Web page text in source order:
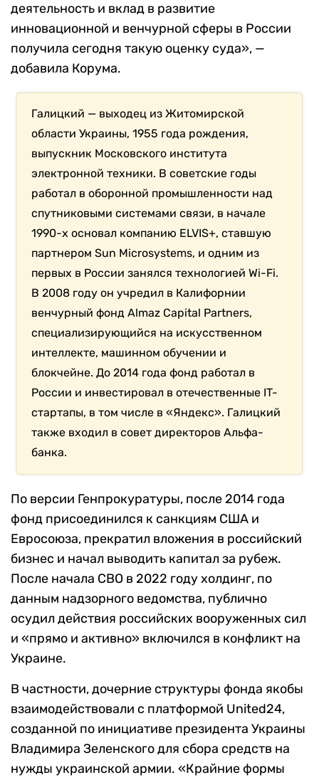
деятельность и вклад в развитие
инновационной и венчурной сферы в России
получила сегодня такую оценку суда», —
добавила Корума.
Галицкий — выходец из Житомирской
области Украины, 1955 года рождения,
выпускник Московского института
электронной техники. В советские годы
работал в оборонной промышленности над
спутниковыми системами связи, в начале
1990-х основал компанию ELVIS+, ставшую
партнером Sun Microsystems, и одним из
первых в России занялся технологией Wi-Fi.
В 2008 году он учредил в Калифорнии
венчурный фонд Almaz Capital Partners,
специализирующийся на искусственном
интеллекте, машинном обучении и
блокчейне. До 2014 года фонд работал в
России и инвестировал в отечественные IT-
стартапы, в том числе в «Яндекс». Галицкий
также входил в совет директоров Альфа-
банка.
По версии Генпрокуратуры, после 2014 года
фонд присоединился к санкциям США и
Евросоюза, прекратил вложения в российский
бизнес и начал выводить капитал за рубеж.
После начала СВО в 2022 году холдинг, по
данным надзорного ведомства, публично
осудил действия российских вооруженных сил
и «прямо и активно» включился в конфликт на
Украине.
В частности, дочерние структуры фонда якобы
взаимодействовали с платформой United24,
созданной по инициативе президента Украины
Владимира Зеленского для сбора средств на
нужды украинской армии. «Крайние формы